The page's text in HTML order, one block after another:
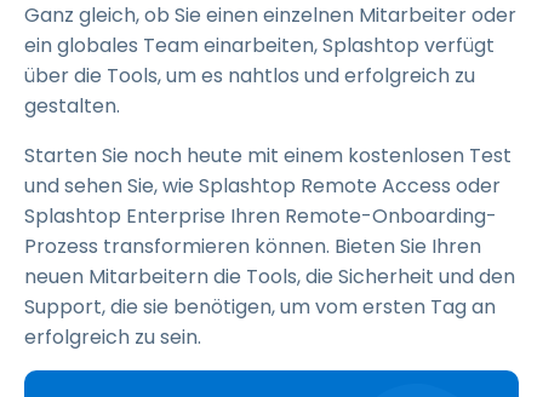
Ganz gleich, ob Sie einen einzelnen Mitarbeiter oder
ein globales Team einarbeiten, Splashtop verfügt
über die Tools, um es nahtlos und erfolgreich zu
gestalten.
Starten Sie noch heute mit einem kostenlosen Test
und sehen Sie, wie Splashtop Remote Access oder
Splashtop Enterprise Ihren Remote-Onboarding-
Prozess transformieren können. Bieten Sie Ihren
neuen Mitarbeitern die Tools, die Sicherheit und den
Support, die sie benötigen, um vom ersten Tag an
erfolgreich zu sein.